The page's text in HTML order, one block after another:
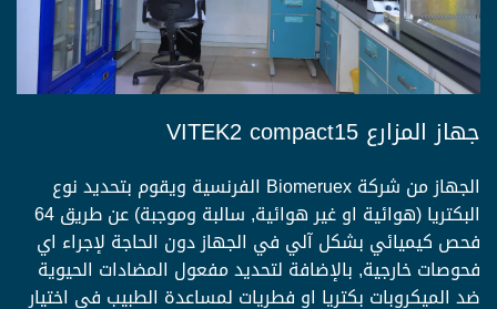
جهاز المزارع VITEK2 compact15
الجهاز من شركة Biomeruex الفرنسية ويقوم بتحديد نوع
البكتريا (هوائية او غير هوائية, سالبة وموجبة) عن طريق 64
فحص كيميائي بشكل آلي في الجهاز دون الحاجة لإجراء اي
فحوصات خارجية, بالإضافة لتحديد مفعول المضادات الحيوية
ضد الميكروبات بكتريا او فطريات لمساعدة الطبيب في اختيار